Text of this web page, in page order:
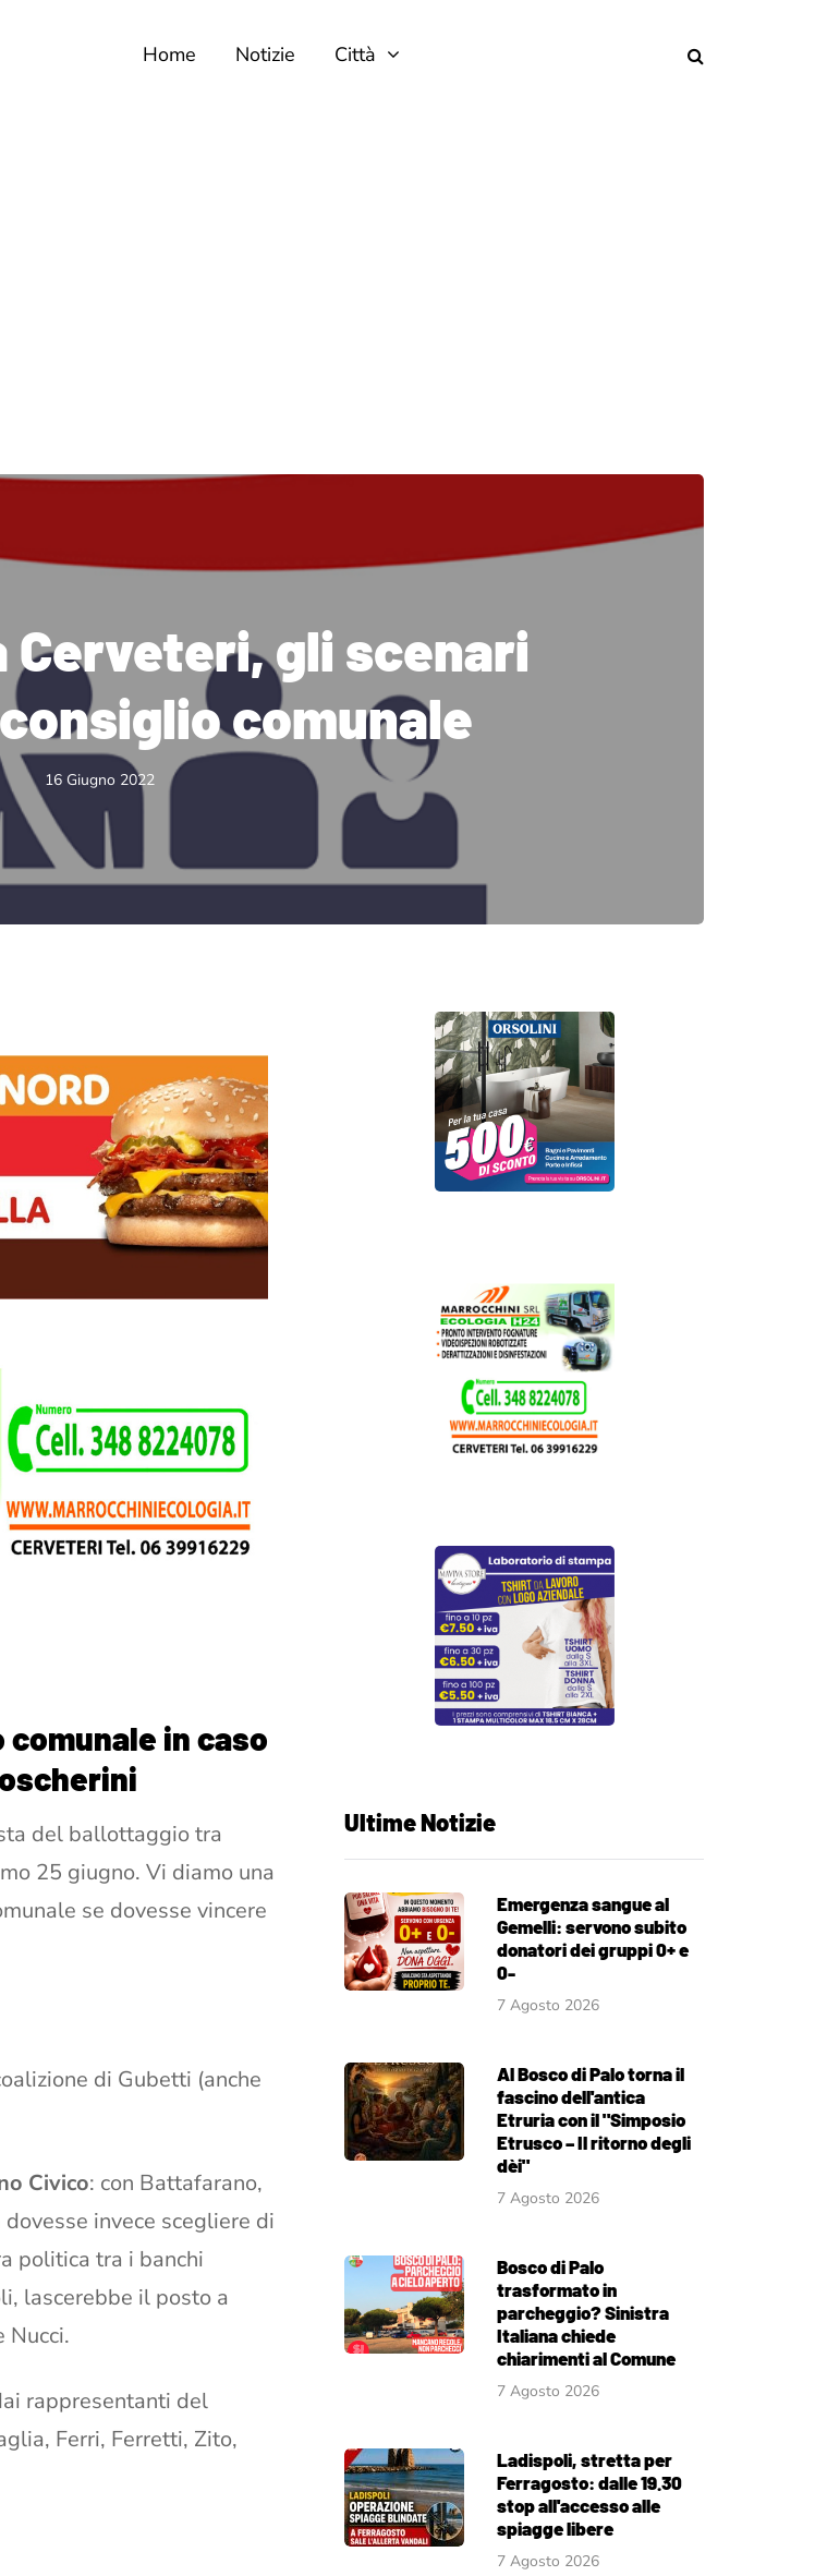
Home Notizie Città
Cerveteri, gli scenari
comunale
16 Giugno 2022
in caso
del ballottaggio tra
25 giugno. Vi diamo una
se dovesse vincere
di Gubetti (anche
Civico: con Battafarano,
invece scegliere di
politica tra i banchi
lascerebbe il posto a
Nucci.
rappresentanti del
Ferri, Ferretti, Zito,
Ultime Notizie
Emergenza sangue al
Gemelli: servono subito
donatori dei gruppi 0+ e
0-
7 Agosto 2026
Al Bosco di Palo torna il
fascino dell'antica
Etruria con il "Simposio
Etrusco – Il ritorno degli
dèi"
7 Agosto 2026
Bosco di Palo
trasformato in
parcheggio? Sinistra
Italiana chiede
chiarimenti al Comune
7 Agosto 2026
Ladispoli, stretta per
Ferragosto: dalle 19.30
stop all'accesso alle
spiagge libere
7 Agosto 2026